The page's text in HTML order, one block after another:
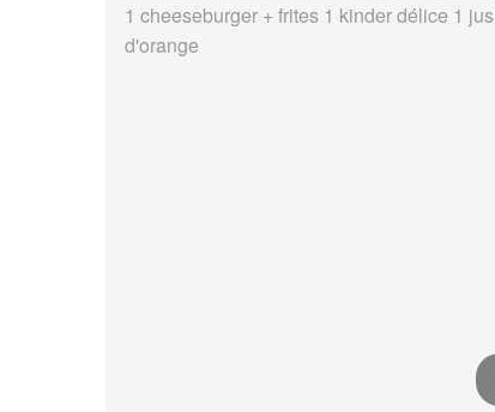
1 cheeseburger + frites 1 kinder délice 1 jus
d'orange